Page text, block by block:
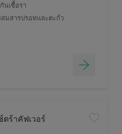
นเชื้อรา
มสารปรอทและตะกั่ว
ร้าคัฟเวอร์